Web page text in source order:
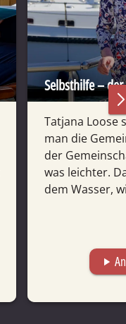
Selbsthilfe –
Tatjana Loose
man die
der
was leichter.
dem Wasser,
play_arrow